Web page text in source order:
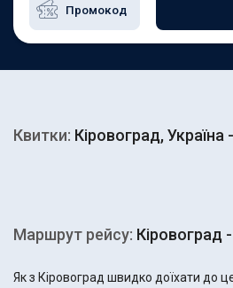
Квитки: Кіровоград,
Маршрут рейсу: Кіровоград
Як з Кіровоград швидко доїхати до